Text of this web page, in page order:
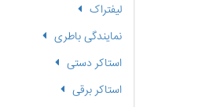
لیفتراک
نمایندگی باطری
استاکر دستی
استاکر برقی